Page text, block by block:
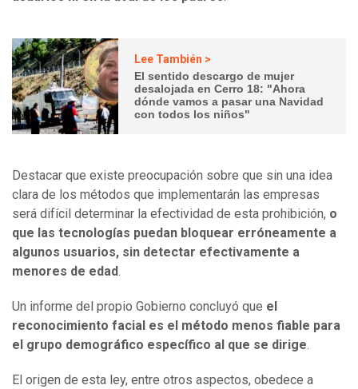
Lee También >
El sentido descargo de mujer
desalojada en Cerro 18: "Ahora
dónde vamos a pasar una Navidad
con todos los niños"
Destacar que existe preocupación sobre que sin una idea
clara de los métodos que implementarán las empresas
será difícil determinar la efectividad de esta prohibición, o
que las tecnologías puedan bloquear erróneamente a
algunos usuarios, sin detectar efectivamente a
menores de edad.
Un informe del propio Gobierno concluyó que el
reconocimiento facial es el método menos fiable para
el grupo demográfico específico al que se dirige.
El origen de esta ley, entre otros aspectos, obedece a